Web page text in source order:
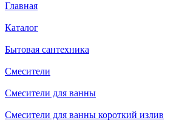
Главная
Каталог
Бытовая сантехника
Смесители
Смесители для ванны
Смесители для ванны короткий излив